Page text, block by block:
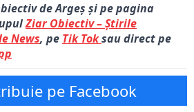
de Argeș și pe pagina
Ziar Obiectiv – Știrile
News, pe Tik Toksau direct pe
pe Facebook